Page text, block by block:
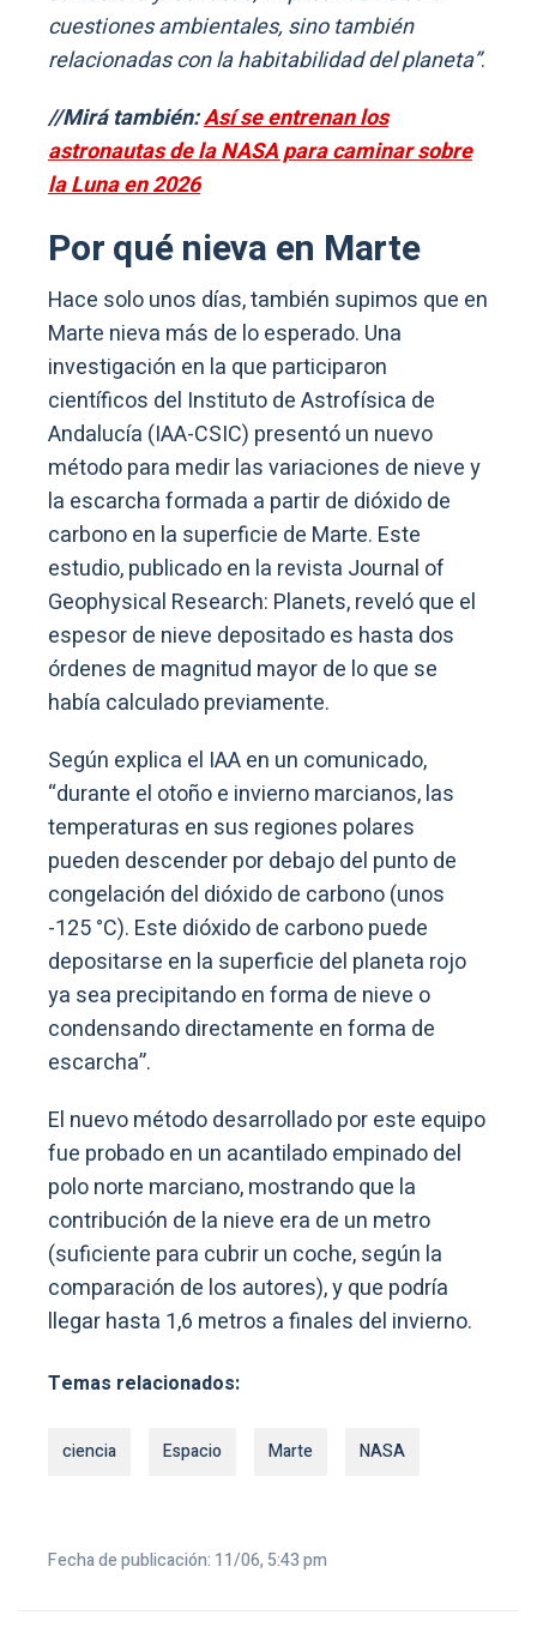
cuestiones ambientales, sino también
relacionadas con la habitabilidad del planeta”.
//Mirá también:Así se entrenan los
astronautas de la NASA para caminar sobre
la Luna en 2026
Por qué nieva en Marte
Hace solo unos días, también supimos que en
Marte nieva más de lo esperado. Una
investigación en la que participaron
científicos del Instituto de Astrofísica de
Andalucía (IAA-CSIC) presentó un nuevo
método para medir las variaciones de nieve y
la escarcha formada a partir de dióxido de
carbono en la superficie de Marte. Este
estudio, publicado en la revista Journal of
Geophysical Research: Planets, reveló que el
espesor de nieve depositado es hasta dos
órdenes de magnitud mayor de lo que se
había calculado previamente.
Según explica el IAA en un comunicado,
“durante el otoño e invierno marcianos, las
temperaturas en sus regiones polares
pueden descender por debajo del punto de
congelación del dióxido de carbono (unos
-125 °C). Este dióxido de carbono puede
depositarse en la superficie del planeta rojo
ya sea precipitando en forma de nieve o
condensando directamente en forma de
escarcha”.
El nuevo método desarrollado por este equipo
fue probado en un acantilado empinado del
polo norte marciano, mostrando que la
contribución de la nieve era de un metro
(suficiente para cubrir un coche, según la
comparación de los autores), y que podría
llegar hasta 1,6 metros a finales del invierno.
Temas relacionados:
ciencia Espacio Marte NASA
Fecha de publicación: 11/06, 5:43 pm